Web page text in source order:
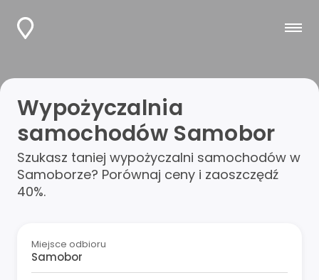
Wypożyczalnia
samochodów Samobor
Szukasz taniej wypożyczalni samochodów w
Samoborze? Porównaj ceny i zaoszczędź
40%.
Miejsce odbioru